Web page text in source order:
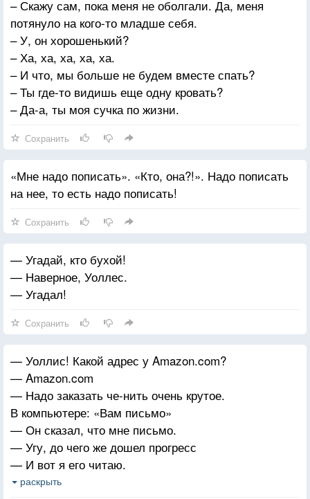
– Скажу сам, пока меня не оболгали. Да, меня
потянуло на кого-то младше себя.
– У, он хорошенький?
– Ха, ха, ха, ха, ха.
– И что, мы больше не будем вместе спать?
– Ты где-то видишь еще одну кровать?
– Да-а, ты моя сучка по жизни.
Сохранить
«Мне надо пописать». «Кто, она?!». Надо пописать
на нее, то есть надо пописать!
Сохранить
— Угадай, кто бухой!
— Наверное, Уоллес.
— Угадал!
Сохранить
— Уоллис! Какой адрес у Amazon.com?
— Amazon.com
— Надо заказать че-нить очень крутое.
В компьютере: «Вам письмо»
— Он сказал, что мне письмо.
— Угу, до чего же дошел прогресс
— И вот я его читаю.
— Мм, как я рад за тебя
раскрыть